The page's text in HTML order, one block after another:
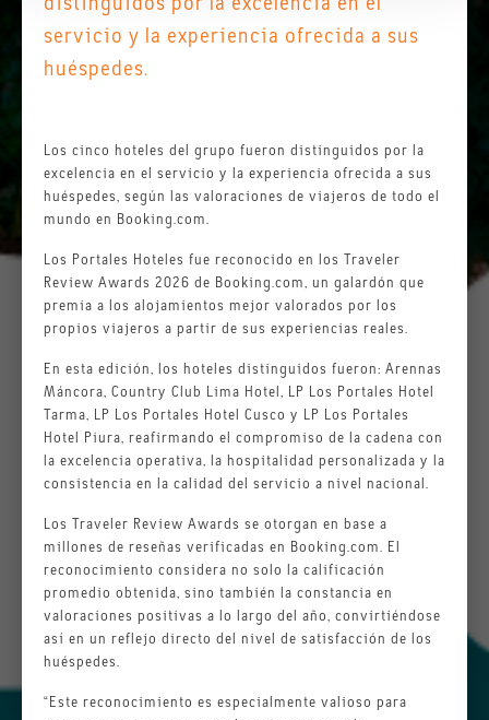
distinguidos por la excelencia en el
servicio y la experiencia ofrecida a sus
huéspedes.
Los cinco hoteles del grupo fueron distinguidos por la
excelencia en el servicio y la experiencia ofrecida a sus
huéspedes, según las valoraciones de viajeros de todo el
mundo en Booking.com.
Los Portales Hoteles fue reconocido en los Traveler
Review Awards 2026 de Booking.com, un galardón que
premia a los alojamientos mejor valorados por los
propios viajeros a partir de sus experiencias reales.
En esta edición, los hoteles distinguidos fueron: Arennas
Máncora, Country Club Lima Hotel, LP Los Portales Hotel
Tarma, LP Los Portales Hotel Cusco y LP Los Portales
Hotel Piura, reafirmando el compromiso de la cadena con
la excelencia operativa, la hospitalidad personalizada y la
consistencia en la calidad del servicio a nivel nacional.
Los Traveler Review Awards se otorgan en base a
millones de reseñas verificadas en Booking.com. El
reconocimiento considera no solo la calificación
promedio obtenida, sino también la constancia en
valoraciones positivas a lo largo del año, convirtiéndose
así en un reflejo directo del nivel de satisfacción de los
huéspedes.
“Este reconocimiento es especialmente valioso para